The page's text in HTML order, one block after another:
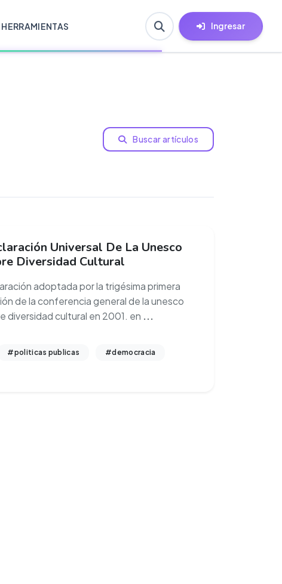
HERRAMIENTAS Ingresar
Buscar artículos
Universal De La Unesco
Diversidad Cultural
adoptada por la trigésima primera
de la conferencia general de la unesco
diversidad cultural en 2001. en ...
#politicas publicas #democracia